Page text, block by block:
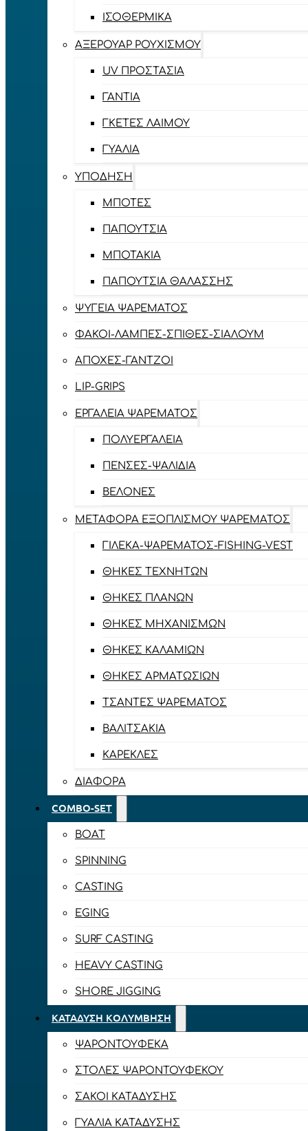
ΙΣΟΘΕΡΜΙΚΆ
ΑΞΕΡΟΥΆΡ ΡΟΥΧΙΣΜΟΎ
UV ΠΡΟΣΤΑΣΊΑ
ΓΆΝΤΙΑ
ΓΚΈΤΕΣ ΛΑΊΜΟΥ
ΓΥΑΛΙΆ
ΥΠΌΔΗΣΗ
ΜΠΌΤΕΣ
ΠΑΠΟΎΤΣΙΑ
ΜΠΟΤΆΚΙΑ
ΠΑΠΟΎΤΣΙΑ ΘΑΛΆΣΣΗΣ
ΨΥΓΕΊΑ ΨΑΡΈΜΑΤΟΣ
ΦΑΚΟΊ-ΛΆΜΠΕΣ-ΣΠΊΘΕΣ-ΣΊΑΛΟΥΜ
ΑΠΌΧΕΣ-ΓΆΝΤΖΟΙ
LIP-GRIPS
EΡΓΑΛΕΊΑ ΨΑΡΈΜΑΤΟΣ
ΠΟΛΥΕΡΓΑΛΕΊΑ
ΠΈΝΣΕΣ-ΨΑΛΊΔΙΑ
ΒΕΛΌΝΕΣ
ΜΕΤΑΦΟΡΆ ΕΞΟΠΛΙΣΜΟΎ ΨΑΡΈΜΑΤΟΣ
ΓΙΛΈΚΑ-ΨΑΡΈΜΑΤΟΣ-FISHING-VEST
ΘΉΚΕΣ ΤΕΧΝΗΤΏΝ
ΘΉΚΕΣ ΠΛΆΝΩΝ
ΘΉΚΕΣ ΜΗΧΑΝΙΣΜΏΝ
ΘΉΚΕΣ ΚΑΛΑΜΙΏΝ
ΘΉΚΕΣ ΑΡΜΑΤΩΣΙΏΝ
ΤΣΆΝΤΕΣ ΨΑΡΈΜΑΤΟΣ
ΒΑΛΙΤΣΆΚΙΑ
ΚΑΡΈΚΛΕΣ
ΔΙΆΦΟΡΑ
COMBO-SET
BOAT
SPINNING
CASTING
EGING
SURF CASTING
HEAVY CASTING
SHORE JIGGING
ΚΑΤΆΔΥΣΗ ΚΟΛΎΜΒΗΣΗ
ΨΑΡΟΝΤΟΎΦΕΚΑ
ΣΤΟΛΈΣ ΨΑΡΟΝΤΟΎΦΕΚΟΥ
ΣΆΚΟΙ ΚΑΤΆΔΥΣΗΣ
ΓΥΑΛΙΆ ΚΑΤΆΔΥΣΗΣ